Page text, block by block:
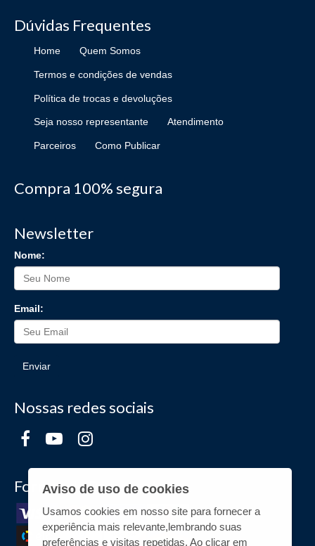
Dúvidas Frequentes
Home Quem Somos
Termos e condições de vendas
Política de trocas e devoluções
Seja nosso representante Atendimento
Parceiros Como Publicar
Compra 100% segura
Newsletter
Nome:
Email:
Enviar
Nossas redes sociais
Formas de Pagamento
Aviso de uso de cookies
Usamos cookies em nosso site para fornecer a
experiência mais relevante,lembrando suas
preferências e visitas repetidas. Ao clicar em